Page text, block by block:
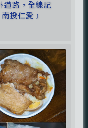
路，全線記
投仁愛﹞